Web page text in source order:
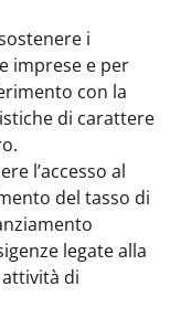
i
imprese e per
con la
di carattere
l’accesso al
del tasso di
legate alla
di